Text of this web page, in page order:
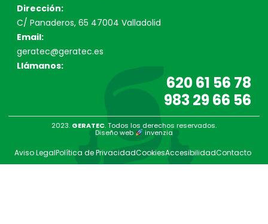
Dirección:
C/ Panaderos, 65 47004 Valladolid
Email:
geratec@geratec.es
Llámanos:
620 61 56 78
983 29 66 56
2023. GERATEC. Todos los derechos reservados.
Diseño web invenzia
Aviso LegalPolítica de PrivacidadCookiesAccesibilidadContacto